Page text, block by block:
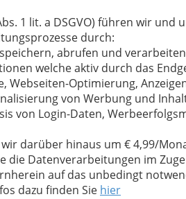
1 lit. a DSGVO) führen wir und
durch:
abrufen und
welche aktiv durch das
Webseiten-Optimierung,
von Werbung und
von Login-Daten,
darüber hinaus um € 4,99/
die Datenverarbeitungen im
auf das unbedingt
dazu finden Sie hier
wir an dieser Stelle zur
nach dem Absenden
weitergeleitet.